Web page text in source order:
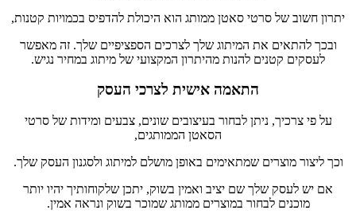
יתרון חשוב של סרטי סאטן ממותג הוא היכולת להדפיס בכמויות קטנות,
ובכך להתאים את המיתוג שלך לצרכים הספציפיים שלך. זה מאפשר
לעסקים קטנים להנות מהיתרון המקצועי של מיתוג במחיר נגיש.
התאמה אישית לצרכי העסק
על פי צרכיך, ניתן לבחור בעיצובים שונים, צבעים ומידות של סרטי
הסאטן הממותגים,
וכך ליצור מוצרים שמתאימים באופן מושלם למיתוג ולסגנון העסק שלך.
אם יש לעסק שלך שם יציב ואמין בשוק, יתכן שלקוחותיך יהיו יותר
מוכנים לבחור במוצרים ממותג שמוכר בשוק ונראה אמין.